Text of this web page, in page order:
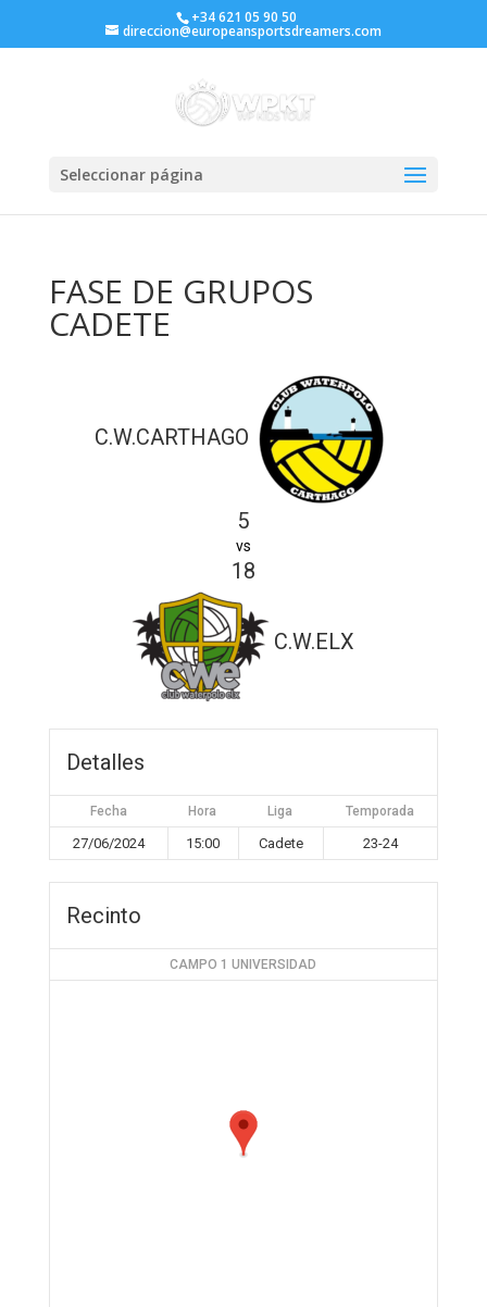
+34 621 05 90 50
direccion@europeansportsdreamers.com
Seleccionar página
FASE DE GRUPOS
CADETE
C.W.CARTHAGO
5
vs
18
C.W.ELX
Detalles
Fecha Hora Liga Temporada
27/06/2024 15:00 Cadete 23-24
Recinto
CAMPO 1 UNIVERSIDAD